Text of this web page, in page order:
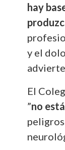
hay
y el
El
”no